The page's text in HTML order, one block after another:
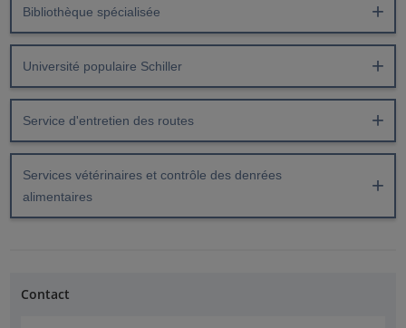
Bibliothèque spécialisée
Université populaire Schiller
Service d'entretien des routes
Services vétérinaires et contrôle des denrées
alimentaires
Contact